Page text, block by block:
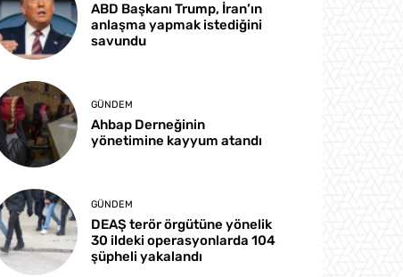
ABD Başkanı Trump, İran’ın
anlaşma yapmak istediğini
savundu
GÜNDEM
Ahbap Derneğinin
yönetimine kayyum atandı
GÜNDEM
DEAŞ terör örgütüne yönelik
30 ildeki operasyonlarda 104
şüpheli yakalandı